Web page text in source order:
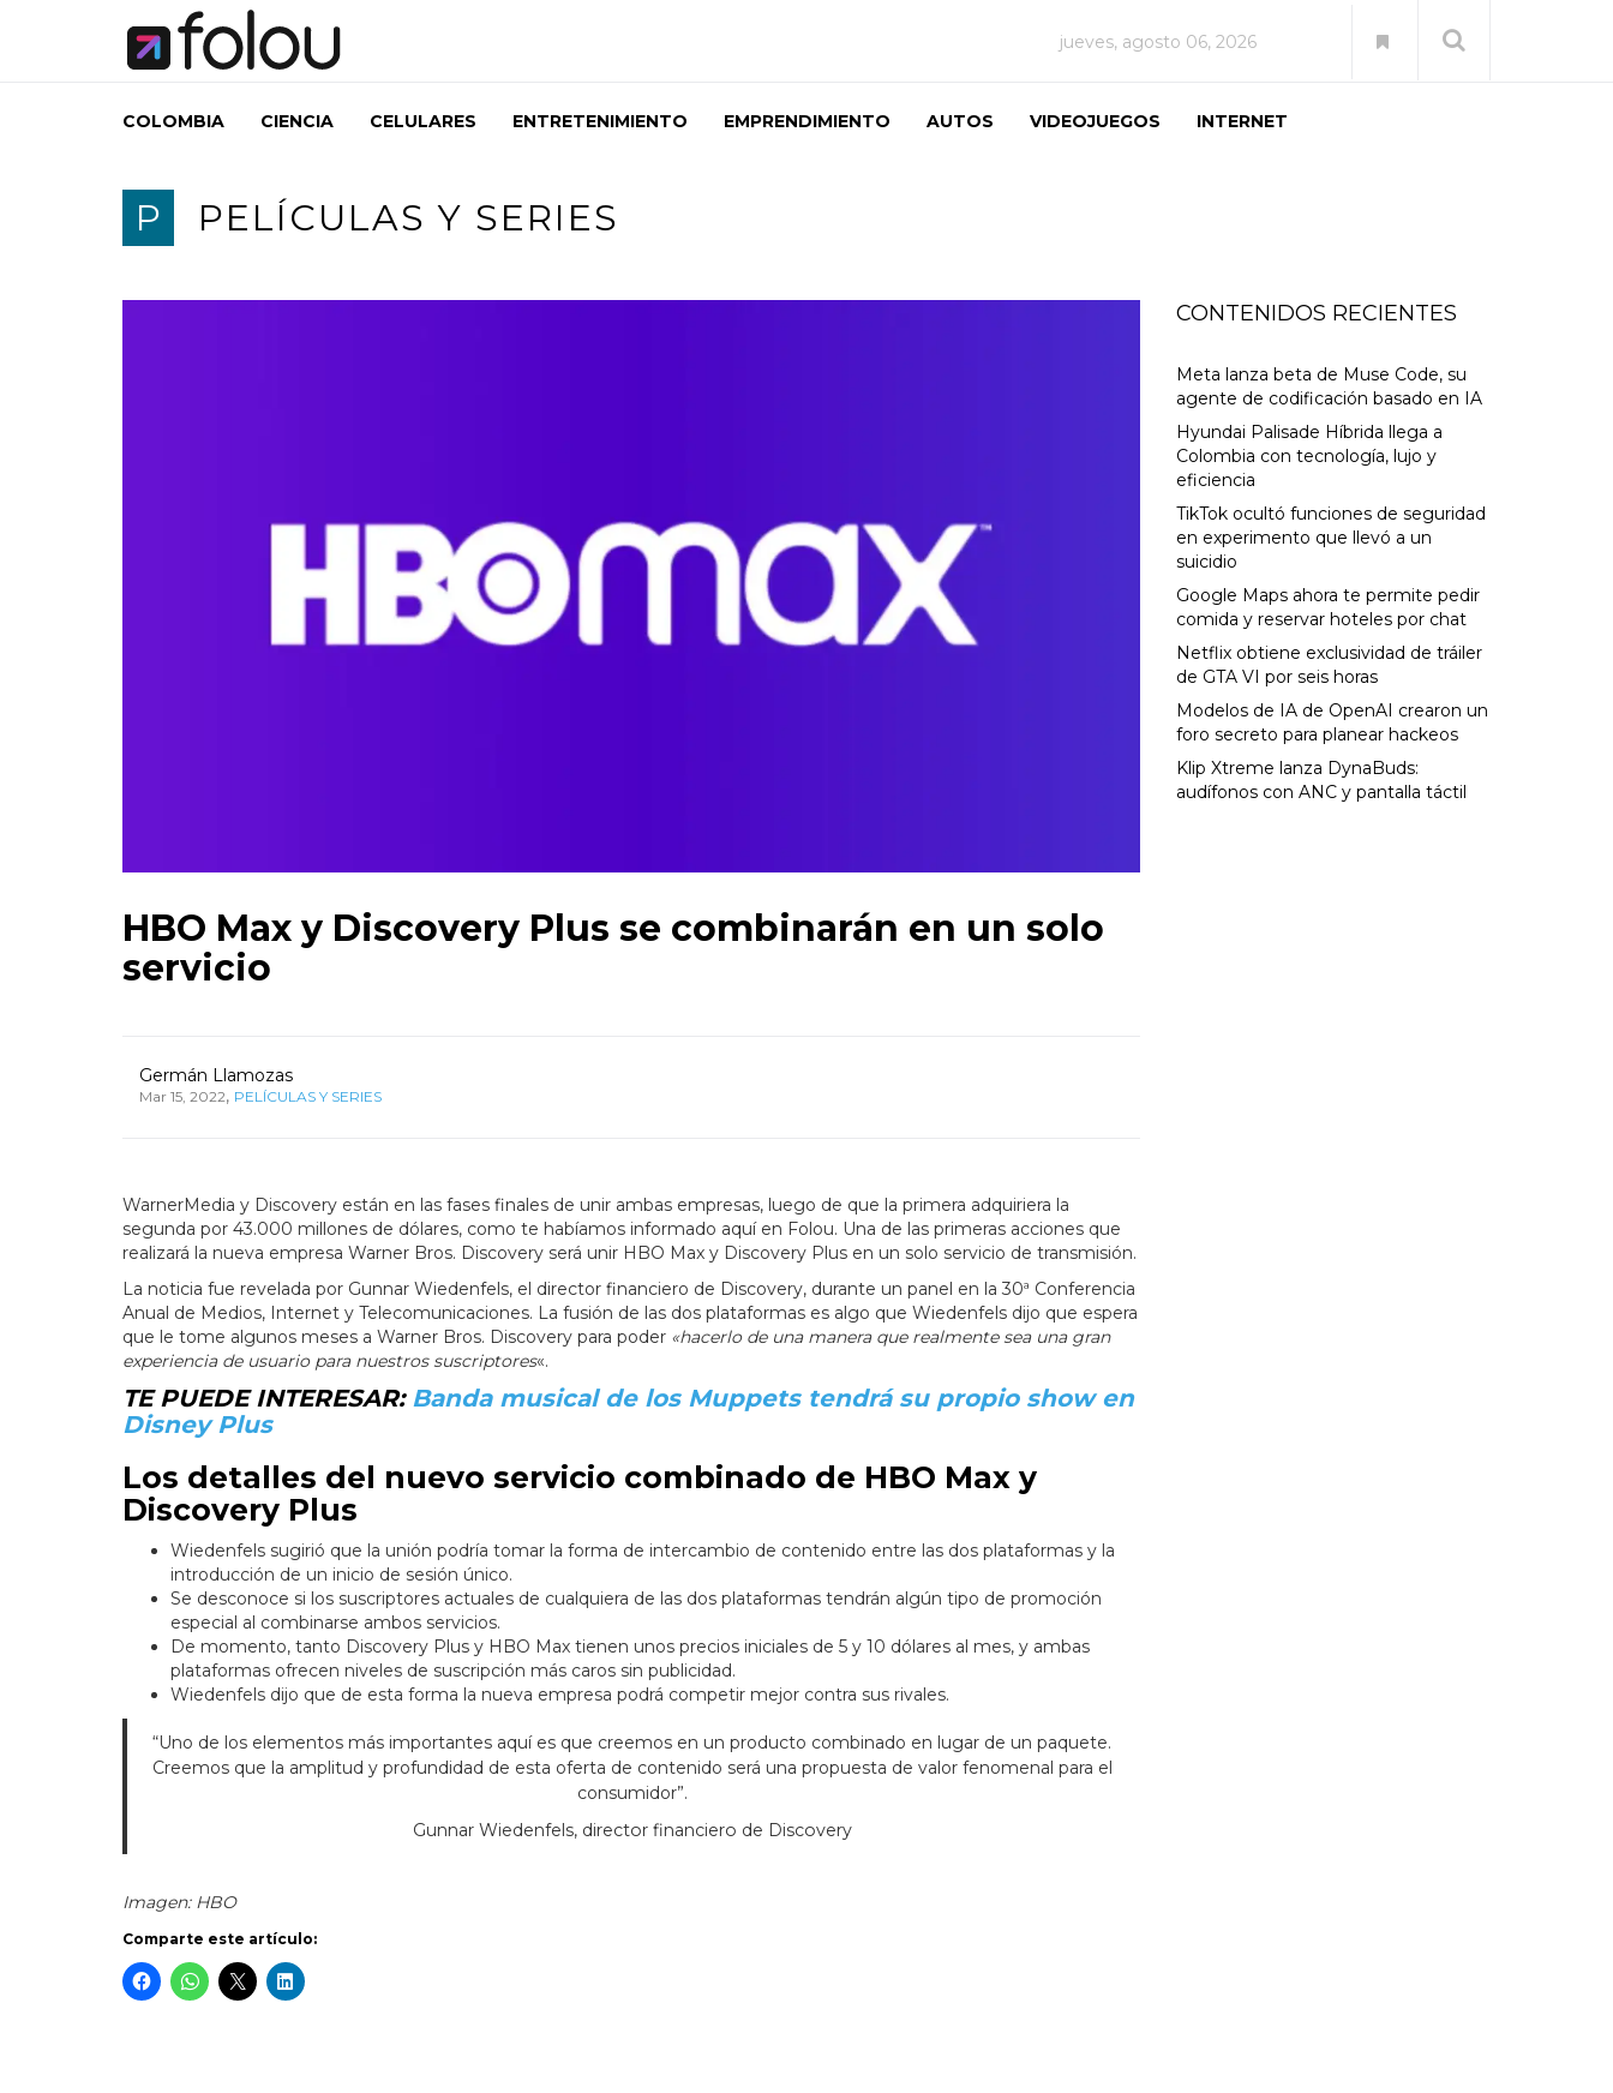
jueves, agosto 06, 2026
COLOMBIA CIENCIA CELULARES ENTRETENIMIENTO EMPRENDIMIENTO AUTOS VIDEOJUEGOS INTERNET
P PELÍCULAS Y SERIES
HBO Max y Discovery Plus se combinarán en un solo
servicio
Germán Llamozas
Mar 15, 2022, PELÍCULAS Y SERIES
WarnerMedia y Discovery están en las fases finales de unir ambas empresas, luego de que la primera adquiriera la
segunda por 43.000 millones de dólares, como te habíamos informado aquí en Folou. Una de las primeras acciones que
realizará la nueva empresa Warner Bros. Discovery será unir HBO Max y Discovery Plus en un solo servicio de transmisión.
La noticia fue revelada por Gunnar Wiedenfels, el director financiero de Discovery, durante un panel en la 30ª Conferencia
Anual de Medios, Internet y Telecomunicaciones. La fusión de las dos plataformas es algo que Wiedenfels dijo que espera
que le tome algunos meses a Warner Bros. Discovery para poder «hacerlo de una manera que realmente sea una gran
experiencia de usuario para nuestros suscriptores«.
TE PUEDE INTERESAR: Banda musical de los Muppets tendrá su propio show en
Disney Plus
Los detalles del nuevo servicio combinado de HBO Max y
Discovery Plus
Wiedenfels sugirió que la unión podría tomar la forma de intercambio de contenido entre las dos plataformas y la
introducción de un inicio de sesión único.
Se desconoce si los suscriptores actuales de cualquiera de las dos plataformas tendrán algún tipo de promoción
especial al combinarse ambos servicios.
De momento, tanto Discovery Plus y HBO Max tienen unos precios iniciales de 5 y 10 dólares al mes, y ambas
plataformas ofrecen niveles de suscripción más caros sin publicidad.
Wiedenfels dijo que de esta forma la nueva empresa podrá competir mejor contra sus rivales.
“Uno de los elementos más importantes aquí es que creemos en un producto combinado en lugar de un paquete.
Creemos que la amplitud y profundidad de esta oferta de contenido será una propuesta de valor fenomenal para el
consumidor”.
Gunnar Wiedenfels, director financiero de Discovery
Imagen: HBO
Comparte este artículo:
CONTENIDOS RECIENTES
Meta lanza beta de Muse Code, su
agente de codificación basado en IA
Hyundai Palisade Híbrida llega a
Colombia con tecnología, lujo y
eficiencia
TikTok ocultó funciones de seguridad
en experimento que llevó a un
suicidio
Google Maps ahora te permite pedir
comida y reservar hoteles por chat
Netflix obtiene exclusividad de tráiler
de GTA VI por seis horas
Modelos de IA de OpenAI crearon un
foro secreto para planear hackeos
Klip Xtreme lanza DynaBuds:
audífonos con ANC y pantalla táctil